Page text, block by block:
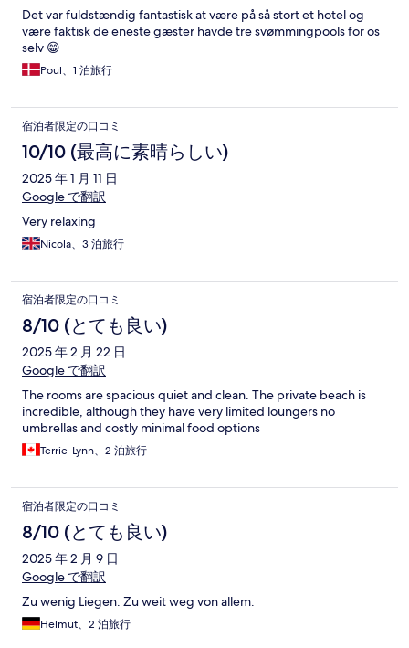
Det var fuldstændig fantastisk at være på så stort et hotel og
være faktisk de eneste gæster havde tre svømmingpools for os
selv 😁
Poul、1 泊旅行
宿泊者限定の口コミ
10/10 (最高に素晴らしい)
2025 年 1 月 11 日
Google で翻訳
Very relaxing
Nicola、3 泊旅行
宿泊者限定の口コミ
8/10 (とても良い)
2025 年 2 月 22 日
Google で翻訳
The rooms are spacious quiet and clean. The private beach is
incredible, although they have very limited loungers no
umbrellas and costly minimal food options
Terrie-Lynn、2 泊旅行
宿泊者限定の口コミ
8/10 (とても良い)
2025 年 2 月 9 日
Google で翻訳
Zu wenig Liegen. Zu weit weg von allem.
Helmut、2 泊旅行